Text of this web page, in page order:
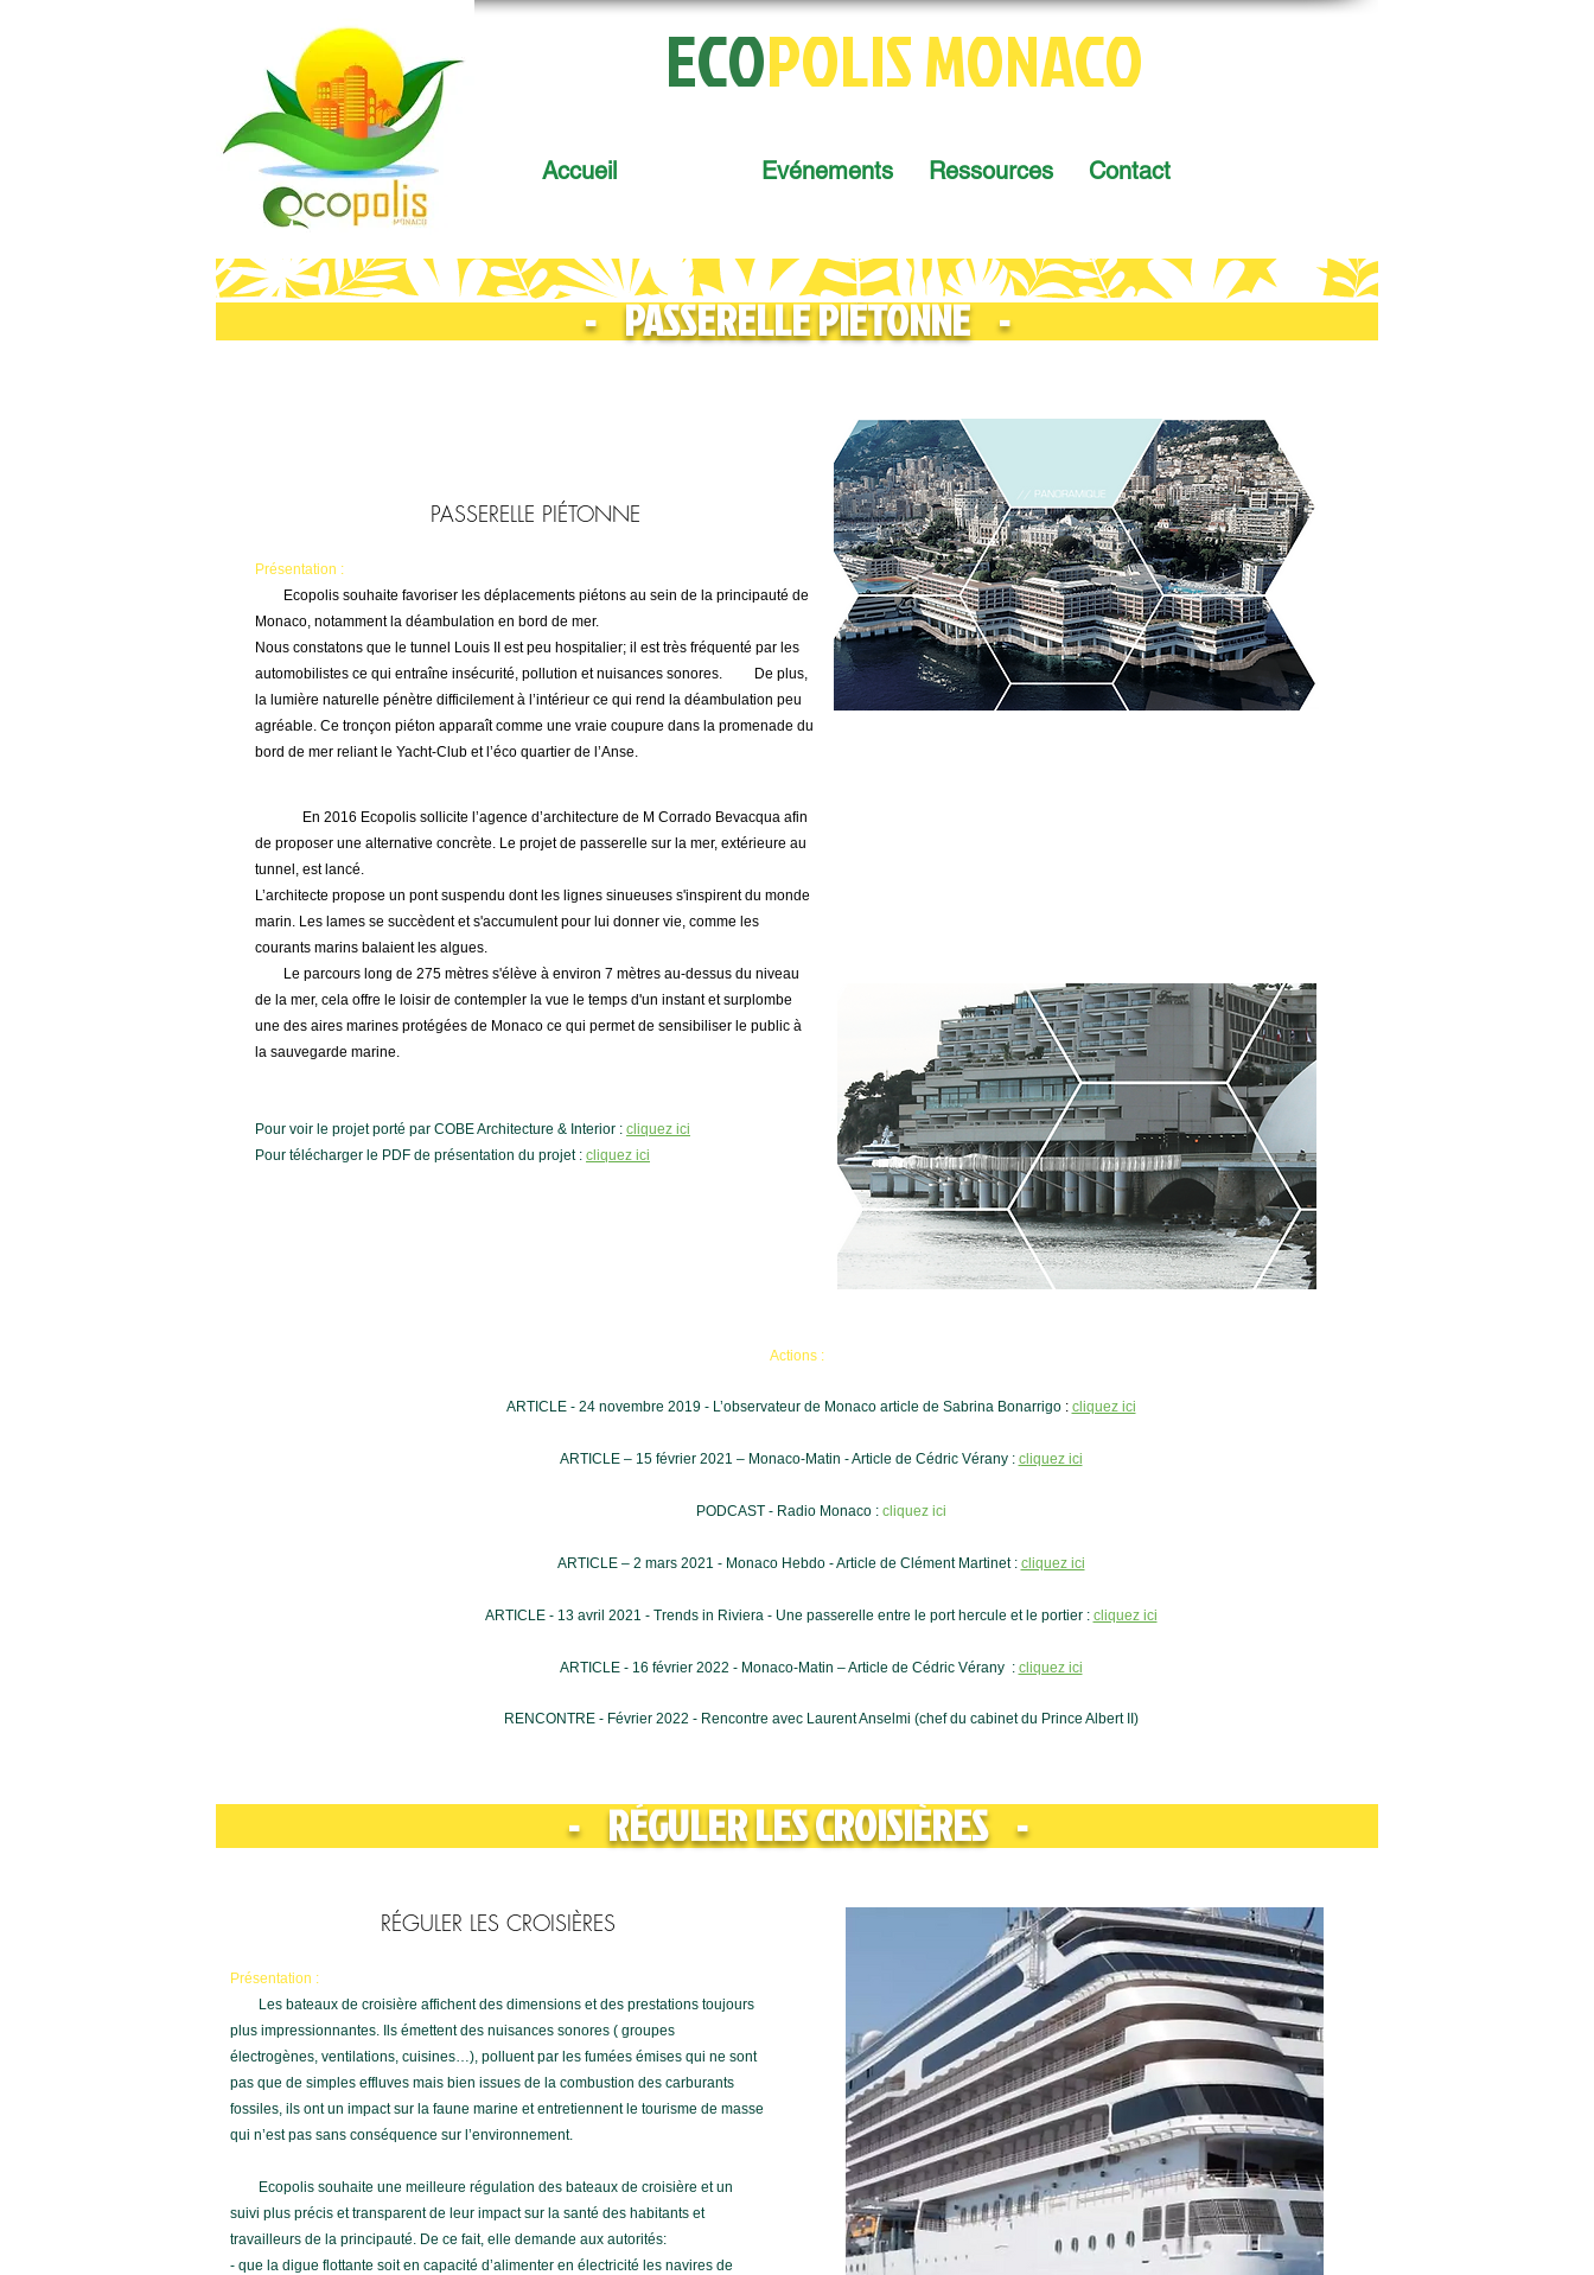
ECOPOLIS MONACO
Accueil Evénements Ressources Contact
- PASSERELLE PIÉTONNE -
PASSERELLE PIÉTONNE
Présentation :
Ecopolis souhaite favoriser les déplacements piétons au sein de la principauté de
Monaco, notamment la déambulation en bord de mer.
Nous constatons que le tunnel Louis II est peu hospitalier; il est très fréquenté par les
automobilistes ce qui entraîne insécurité, pollution et nuisances sonores. De plus,
la lumière naturelle pénètre difficilement à l’intérieur ce qui rend la déambulation peu
agréable. Ce tronçon piéton apparaît comme une vraie coupure dans la promenade du
bord de mer reliant le Yacht-Club et l’éco quartier de l’Anse.
En 2016 Ecopolis sollicite l’agence d’architecture de M Corrado Bevacqua afin
de proposer une alternative concrète. Le projet de passerelle sur la mer, extérieure au
tunnel, est lancé.
L’architecte propose un pont suspendu dont les lignes sinueuses s'inspirent du monde
marin. Les lames se succèdent et s'accumulent pour lui donner vie, comme les
courants marins balaient les algues.
Le parcours long de 275 mètres s'élève à environ 7 mètres au-dessus du niveau
de la mer, cela offre le loisir de contempler la vue le temps d'un instant et surplombe
une des aires marines protégées de Monaco ce qui permet de sensibiliser le public à
la sauvegarde marine.
Pour voir le projet porté par COBE Architecture & Interior : cliquez ici
Pour télécharger le PDF de présentation du projet : cliquez ici
Actions :
ARTICLE - 24 novembre 2019 - L’observateur de Monaco article de Sabrina Bonarrigo : cliquez ici
ARTICLE – 15 février 2021 – Monaco-Matin - Article de Cédric Vérany : cliquez ici
PODCAST - Radio Monaco :cliquez ici
ARTICLE – 2 mars 2021 - Monaco Hebdo - Article de Clément Martinet : cliquez ici
ARTICLE - 13 avril 2021 - Trends in Riviera - Une passerelle entre le port hercule et le portier : cliquez ici
ARTICLE - 16 février 2022 - Monaco-Matin – Article de Cédric Vérany : cliquez ici
RENCONTRE - Février 2022 - Rencontre avec Laurent Anselmi (chef du cabinet du Prince Albert II)
- RÉGULER LES CROISIÈRES -
RÉGULER LES CROISIÈRES
Présentation :
Les bateaux de croisière affichent des dimensions et des prestations toujours
plus impressionnantes. Ils émettent des nuisances sonores ( groupes
électrogènes, ventilations, cuisines…), polluent par les fumées émises qui ne sont
pas que de simples effluves mais bien issues de la combustion des carburants
fossiles, ils ont un impact sur la faune marine et entretiennent le tourisme de masse
qui n’est pas sans conséquence sur l’environnement.
Ecopolis souhaite une meilleure régulation des bateaux de croisière et un
suivi plus précis et transparent de leur impact sur la santé des habitants et
travailleurs de la principauté. De ce fait, elle demande aux autorités:
- que la digue flottante soit en capacité d’alimenter en électricité les navires de